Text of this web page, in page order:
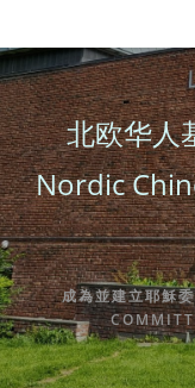
to
content
北欧华人
Nordic
成為並建立耶穌